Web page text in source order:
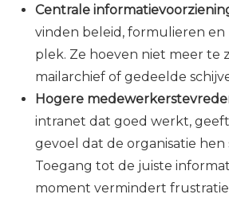
Centrale
vinden beleid, formulieren en
plek. Ze hoeven niet meer te
mailarchief of gedeelde
Hogere
intranet dat goed werkt,
gevoel dat de organisatie hen
Toegang tot de juiste
moment vermindert